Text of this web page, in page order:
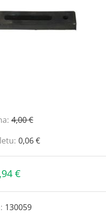
4,00 €
0,06 €
€
130059